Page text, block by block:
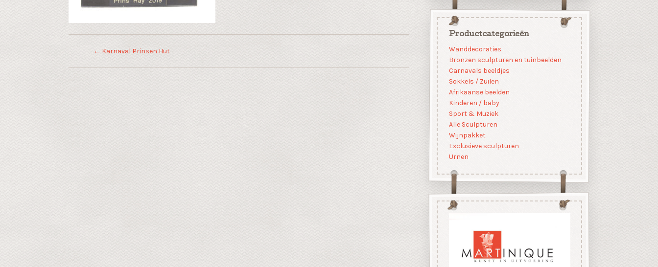
← Karnaval Prinsen Hut
Productcategorieën
Wanddecoraties
Bronzen sculpturen en tuinbeelden
Carnavals beeldjes
Sokkels / Zuilen
Afrikaanse beelden
Kinderen / baby
Sport & Muziek
Alle Sculpturen
Wijnpakket
Exclusieve sculpturen
Urnen